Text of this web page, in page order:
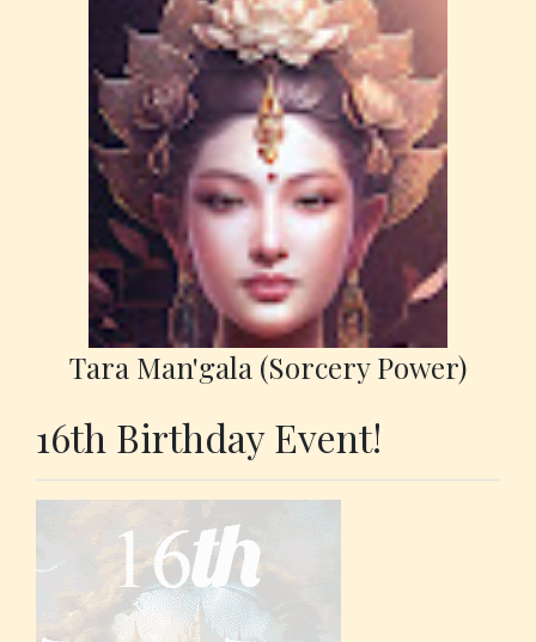
Tara Man'gala (Sorcery Power)
16th Birthday Event!